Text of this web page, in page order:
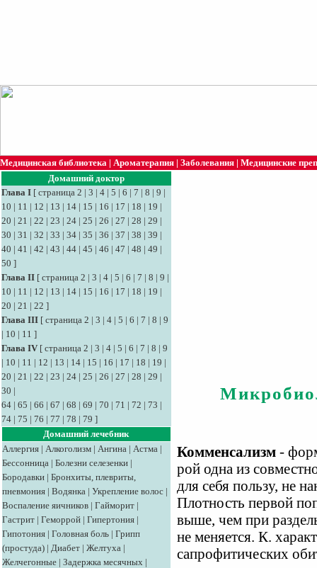
Медицинская библиотека | Ароматерапия | Заболевания | Медицинские
Домашний доктор
Глава I [ страница 2 | 3 | 4 | 5 | 6 | 7 | 8 | 9 |
10 | 11 | 12 | 13 | 14 | 15 | 16 | 17 | 18 | 19 |
20 | 21 | 22 | 23 | 24 | 25 | 26 | 27 | 28 | 29 |
30 | 31 | 32 | 33 | 34 | 35 | 36 | 37 | 38 | 39 |
40 | 41 | 42 | 43 | 44 | 45 | 46 | 47 | 48 | 49 |
50 ]
Глава II [ страница 2 | 3 | 4 | 5 | 6 | 7 | 8 | 9 |
10 | 11 | 12 | 13 | 14 | 15 | 16 | 17 | 18 | 19 |
20 | 21 | 22 ]
Глава III [ страница 2 | 3 | 4 | 5 | 6 | 7 | 8 | 9
| 10 | 11 ]
Глава IV [ страница 2 | 3 | 4 | 5 | 6 | 7 | 8 | 9
| 10 | 11 | 12 | 13 | 14 | 15 | 16 | 17 | 18 | 19 |
20 | 21 | 22 | 23 | 24 | 25 | 26 | 27 | 28 | 29 |
30 |
64 | 65 | 66 | 67 | 68 | 69 | 70 | 71 | 72 | 73 |
74 | 75 | 76 | 77 | 78 | 79 ]
Домашний лечебник
Аллергия | Алкоголизм | Ангина | Астма |
Бессонница | Болезни селезенки |
Бородавки | Бронхиты, плевриты,
пневмония | Водянка | Укрепление волос |
Воспаление яичников | Гайморит |
Гастрит | Геморрой | Гипертония |
Гипотония | Головная боль | Грипп
(простуда) | Диабет | Желтуха |
Желчегонные | Задержка месячных |
Комменсализм -
рой одна из
для себя пользу, не
Плотность первой
выше, чем при
не меняется. К.
сапрофитических